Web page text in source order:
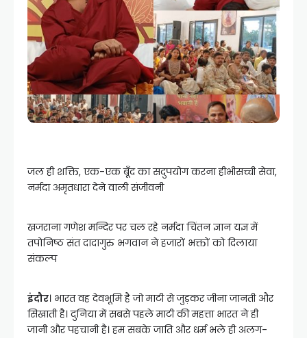
जल ही शक्ति, एक-एक बूँद का सदुपयोग करना हीभीसच्ची सेवा,
नर्मदा अमृतधारा देने वाली संजीवनी
खजराना गणेश मन्दिर पर चल रहे नर्मदा चिंतन ज्ञान यज्ञ में
तपोनिष्ठ संत दादागुरु भगवान ने हजारों भक्तों को दिलाया
संकल्प
इंदौर। भारत वह देवभूमि है जो माटी से जुड़कर जीना जानती और
सिखाती है। दुनिया में सबसे पहले माटी की महत्ता भारत ने ही
जानी और पहचानी है। हम सबके जाति और धर्म भले ही अलग-